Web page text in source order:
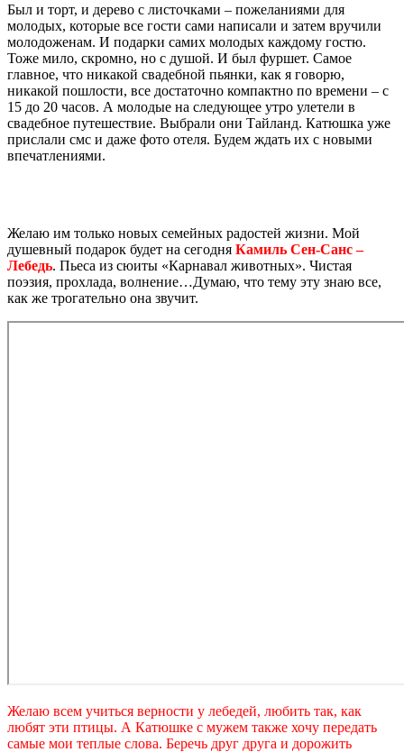
Был и торт, и дерево с листочками – пожеланиями для
молодых, которые все гости сами написали и затем вручили
молодоженам. И подарки самих молодых каждому гостю.
Тоже мило, скромно, но с душой. И был фуршет. Самое
главное, что никакой свадебной пьянки, как я говорю,
никакой пошлости, все достаточно компактно по времени – с
15 до 20 часов. А молодые на следующее утро улетели в
свадебное путешествие. Выбрали они Тайланд. Катюшка уже
прислали смс и даже фото отеля. Будем ждать их с новыми
впечатлениями.
Желаю им только новых семейных радостей жизни. Мой
душевный подарок будет на сегодня Камиль Сен-Санс –
Лебедь. Пьеса из сюиты «Карнавал животных». Чистая
поэзия, прохлада, волнение…Думаю, что тему эту знаю все,
как же трогательно она звучит.
Желаю всем учиться верности у лебедей, любить так, как
любят эти птицы. А Катюшке с мужем также хочу передать
самые мои теплые слова. Беречь друг друга и дорожить